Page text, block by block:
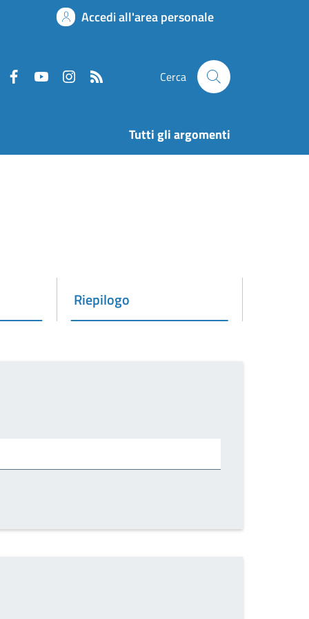
Accedi all'area personale
Cerca
Tutti gli argomenti
Riepilogo
Attivo